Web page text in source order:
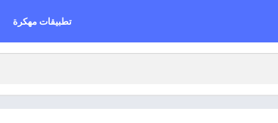
تطبيقات مهكرة